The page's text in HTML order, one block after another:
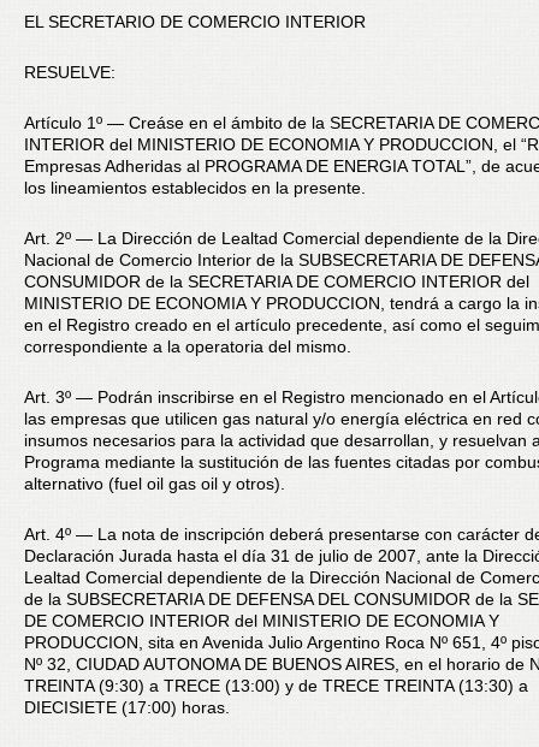
EL SECRETARIO DE COMERCIO INTERIOR
RESUELVE:
Artículo 1º — Creáse en el ámbito de la SECRETARIA DE
INTERIOR del MINISTERIO DE ECONOMIA Y PRODUCCION, el
Empresas Adheridas al PROGRAMA DE ENERGIA TOTAL”, de
los lineamientos establecidos en la presente.
Art. 2º — La Dirección de Lealtad Comercial dependiente de la
Nacional de Comercio Interior de la SUBSECRETARIA DE
CONSUMIDOR de la SECRETARIA DE COMERCIO INTERIOR del
MINISTERIO DE ECONOMIA Y PRODUCCION, tendrá a cargo la
en el Registro creado en el artículo precedente, así como el
correspondiente a la operatoria del mismo.
Art. 3º — Podrán inscribirse en el Registro mencionado en el
las empresas que utilicen gas natural y/o energía eléctrica en red
insumos necesarios para la actividad que desarrollan, y resuelvan
Programa mediante la sustitución de las fuentes citadas por
alternativo (fuel oil gas oil y otros).
Art. 4º — La nota de inscripción deberá presentarse con carácter
Declaración Jurada hasta el día 31 de julio de 2007, ante la
Lealtad Comercial dependiente de la Dirección Nacional de
de la SUBSECRETARIA DE DEFENSA DEL CONSUMIDOR de la
DE COMERCIO INTERIOR del MINISTERIO DE ECONOMIA Y
PRODUCCION, sita en Avenida Julio Argentino Roca Nº 651, 4º
Nº 32, CIUDAD AUTONOMA DE BUENOS AIRES, en el horario de
TREINTA (9:30) a TRECE (13:00) y de TRECE TREINTA (13:30) a
DIECISIETE (17:00) horas.